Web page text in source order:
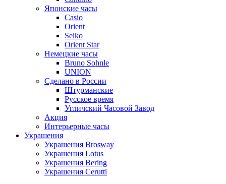
Японские часы
Casio
Orient
Seiko
Orient Star
Немецкие часы
Bruno Sohnle
UNION
Сделано в России
Штурманские
Русское время
Угличский Часовой Завод
Акция
Интерьерные часы
Украшения
Украшения Brosway
Украшения Lotus
Украшения Bering
Украшения Cerutti